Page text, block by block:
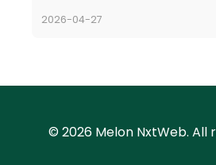
2026-04-27
© 2026 Melon NxtWeb. All